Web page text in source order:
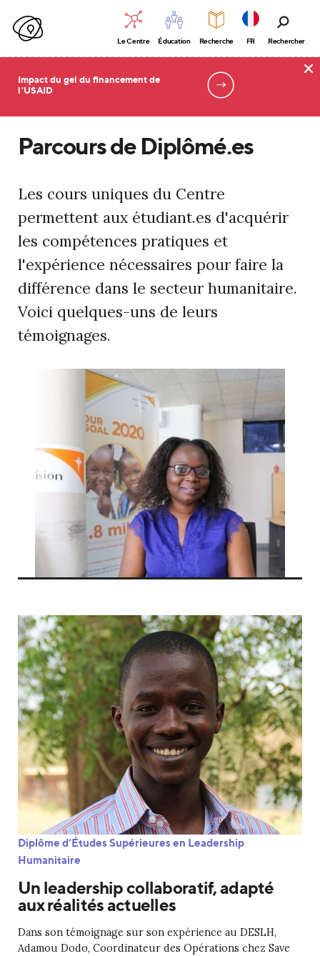
Le Centre Éducation Recherche FR Rechercher
Impact du gel du financement de
l'USAIDÉducation et formation
Parcours de Diplômé.es
Les cours uniques du Centre
permettent aux étudiant.es d'acquérir
les compétences pratiques et
l'expérience nécessaires pour faire la
différence dans le secteur humanitaire.
Voici quelques-uns de leurs
témoignages.
Un leadership collaboratif, adapté
aux réalités actuelles
Diplôme d’Études Supérieures en Leadership
Humanitaire
Dans son témoignage sur son expérience au DESLH,
Adamou Dodo, Coordinateur des Opérations chez Save